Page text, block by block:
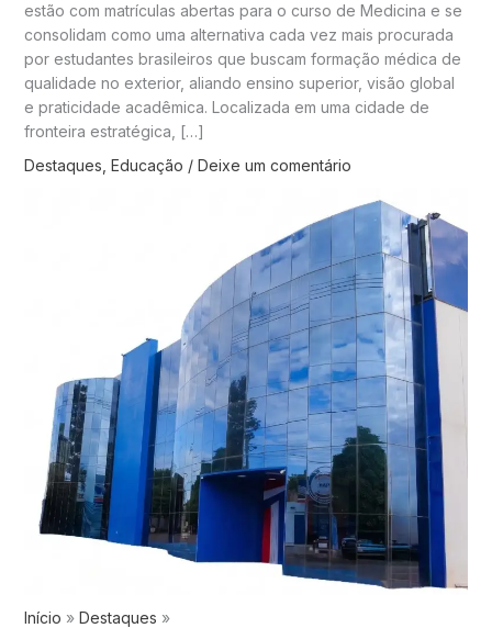
estão com matrículas abertas para o curso de Medicina e se
consolidam como uma alternativa cada vez mais procurada
por estudantes brasileiros que buscam formação médica de
qualidade no exterior, aliando ensino superior, visão global
e praticidade acadêmica. Localizada em uma cidade de
fronteira estratégica, […]
Destaques Educação / Deixe um comentário
Início
Destaques